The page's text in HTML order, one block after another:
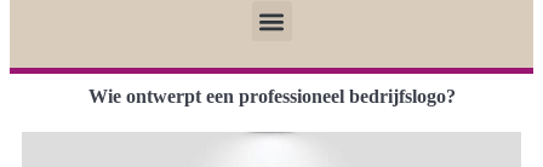
Wie ontwerpt een professioneel bedrijfslogo?